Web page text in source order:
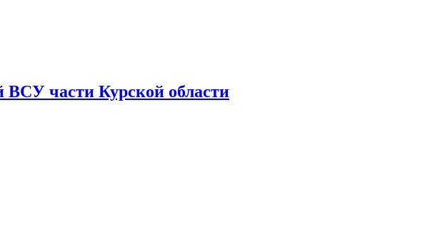
ВСУ части Курской области